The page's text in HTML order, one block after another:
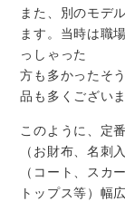
また、別のモデ
ます。当時は職
っしゃった
方も多かったそ
品も多くございま
このように、定
（お財布、名刺
（コート、スカ
トップス等）幅